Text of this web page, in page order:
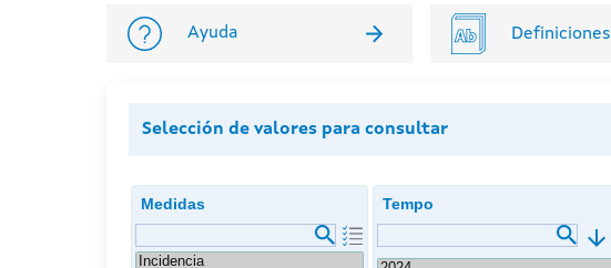
Ayuda Definiciones
Selección de valores para consultar
Medidas Tempo
arrow_downward